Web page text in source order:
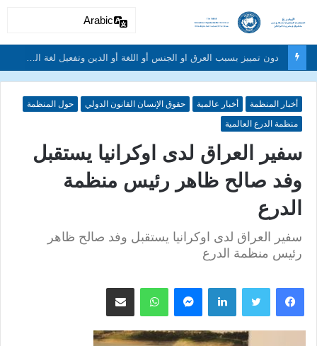
دون تمييز بسبب العرق او الجنس أو اللغة أو الدين وتفعيل لغة الحوار والتعايش السلمي ونبذ العنف والتطرف والتمييز العنصري
أخبار المنظمة أخبار عالمية حقوق الإنسان القانون الدولي
حول المنظمة
منظمة الدرع العالمية
سفير العراق لدى اوكرانيا يستقبل
وفد صالح ظاهر رئيس منظمة
الدرع
سفير العراق لدى اوكرانيا يستقبل وفد صالح ظاهر
رئيس منظمة الدرع
لينكدإن ماسنجر واتساب مشاركة عبر البريد
Arabic